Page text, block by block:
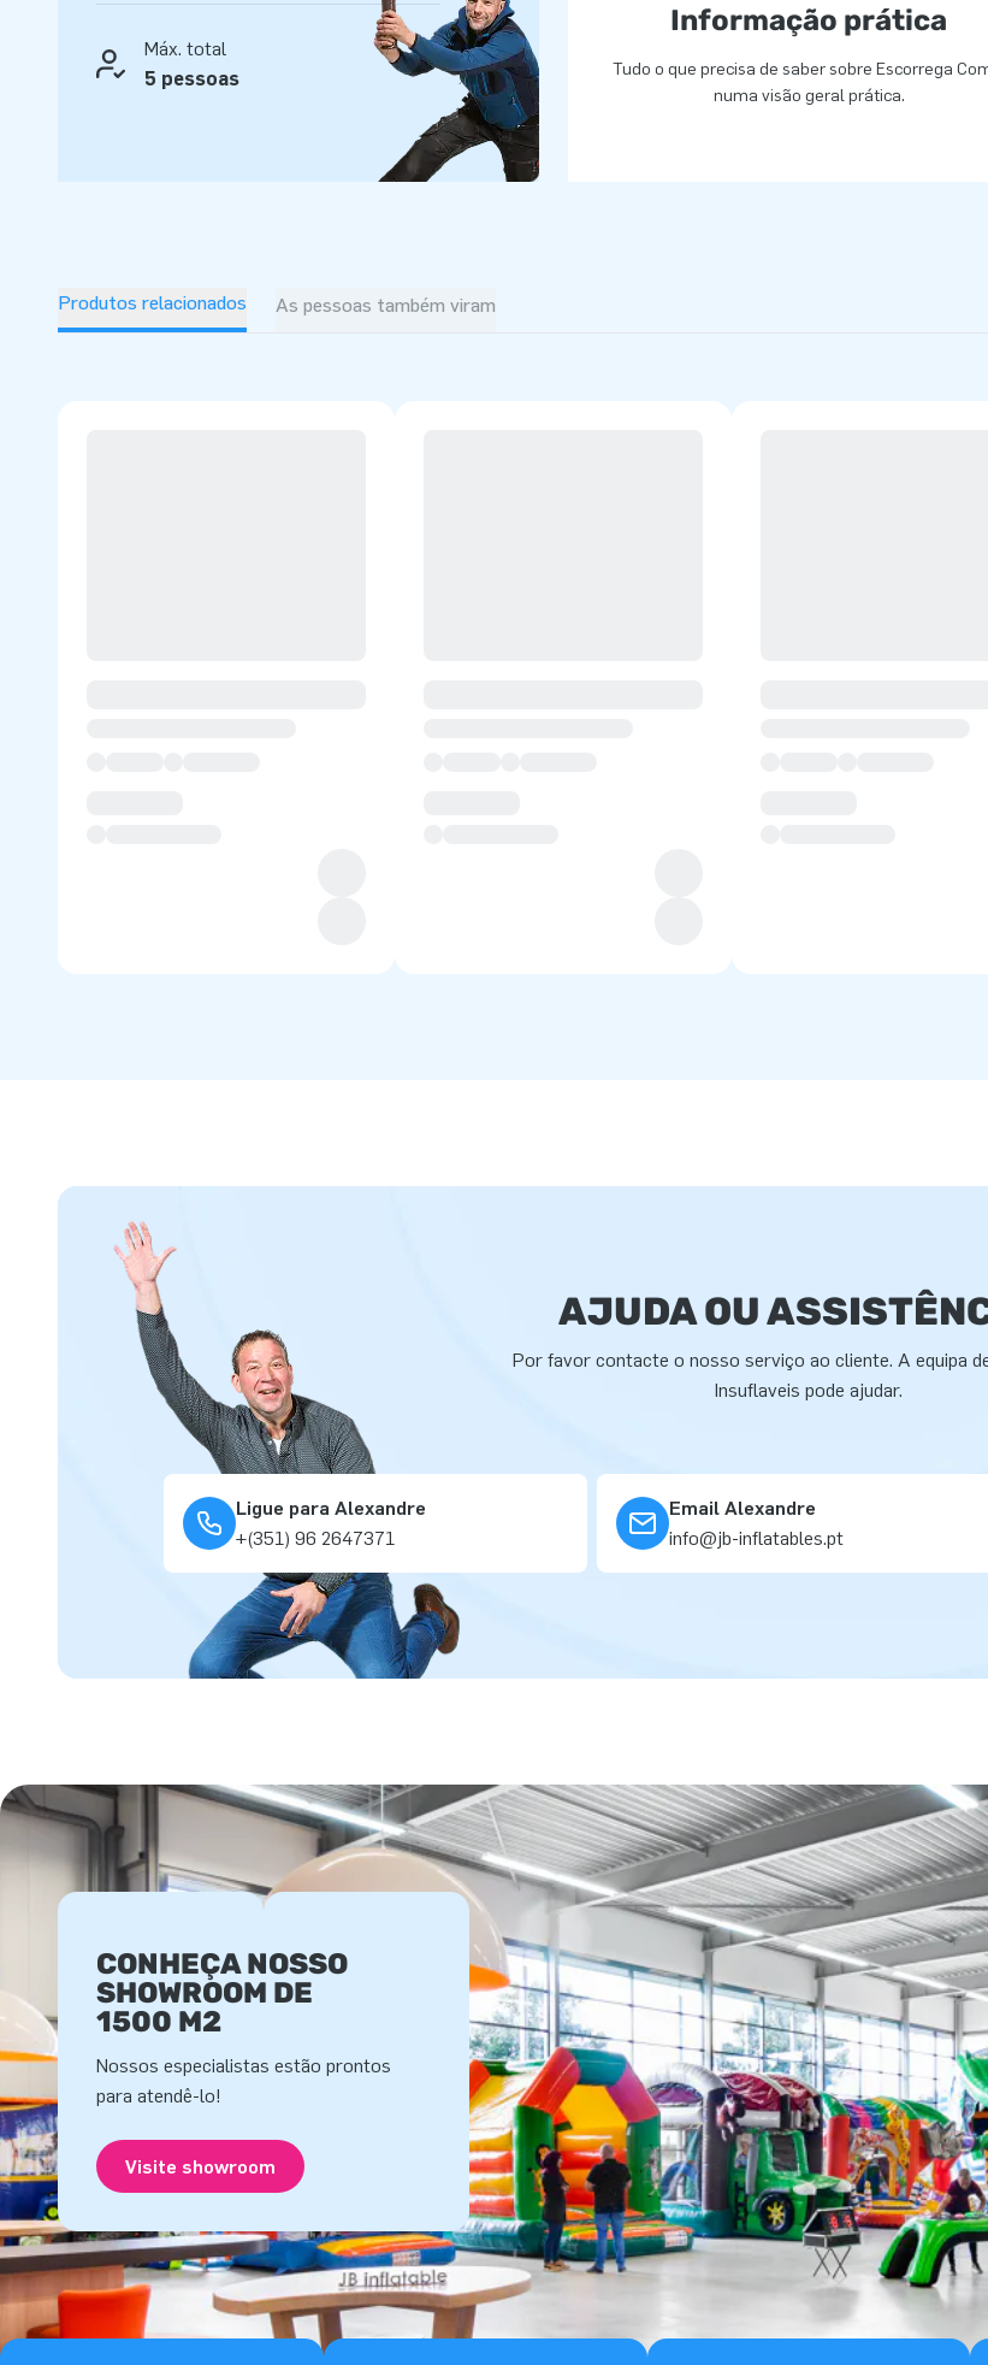
JB Insufláveis: Seu parceiro na mágica dos infláveis
Líder europeu em design e fabricação de infláveis como castelos insufláveis e pistas de
obstáculos, a JB Insufláveis garante qualidade superior e serviço excepcional. Escolha um
castelo insuflável JB para uma experiência inesquecível.
Máx. total
5 pessoas
Informação prática
Tudo o que precisa de saber sobre Escorrega
numa visão geral prática.
Produtos relacionados As pessoas também viram
AJUDA OU
Por favor contacte o nosso serviço ao cliente. A equipa
Insuflaveis pode ajudar.
Ligue para Alexandre
+(351) 96 2647371
Email Alexandre
info@jb-inflatables.pt
CONHEÇA NOSSO
SHOWROOM DE
1500 M2
Nossos especialistas estão prontos
para atendê-lo!
Visite showroom